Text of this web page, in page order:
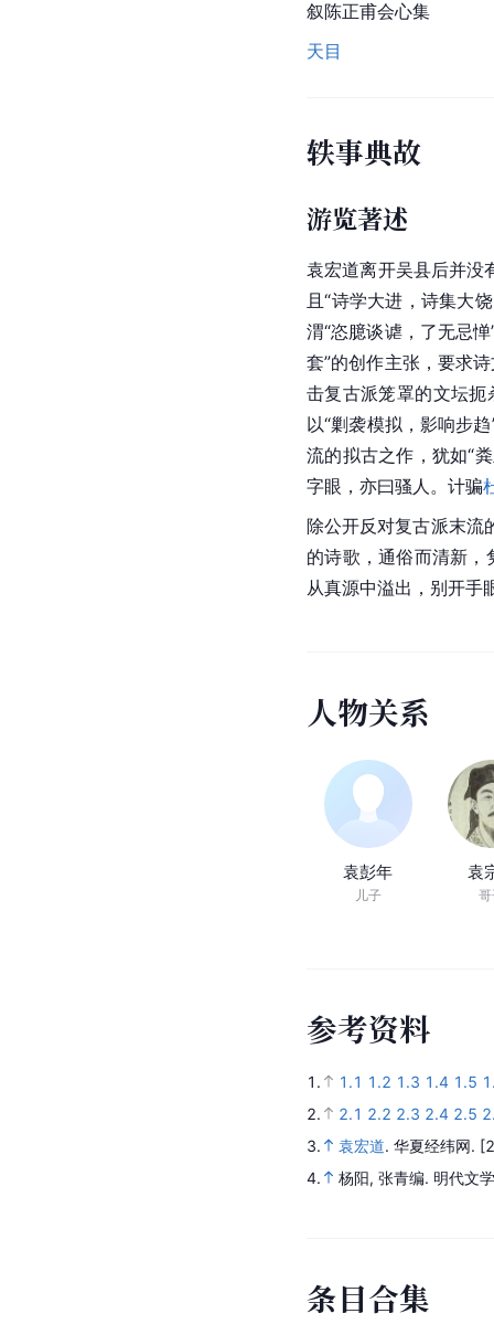
叙陈正甫会心集
天目
轶事典故
游览著述
袁宏道离开吴县后并没
且“诗学大进，诗集大
渭“恣臆谈谑，了无忌
套”的创作主张，要求
击复古派笼罩的文坛
以“剿袭模拟，影响步
流的拟古之作，犹如“
字眼，亦曰骚人。计骗
除公开反对复古派末流
的诗歌，通俗而清新，
从真源中溢出，别开手
人物关系
袁彭年
儿子
袁
参考资料
1. 1.1 1.2 1.3 1.4 1.5
2.
2.1 2.2 2.3 2.4 2.5
3.
袁宏道. 华夏经纬网.
4.
杨阳, 张青编. 明代文
条目合集